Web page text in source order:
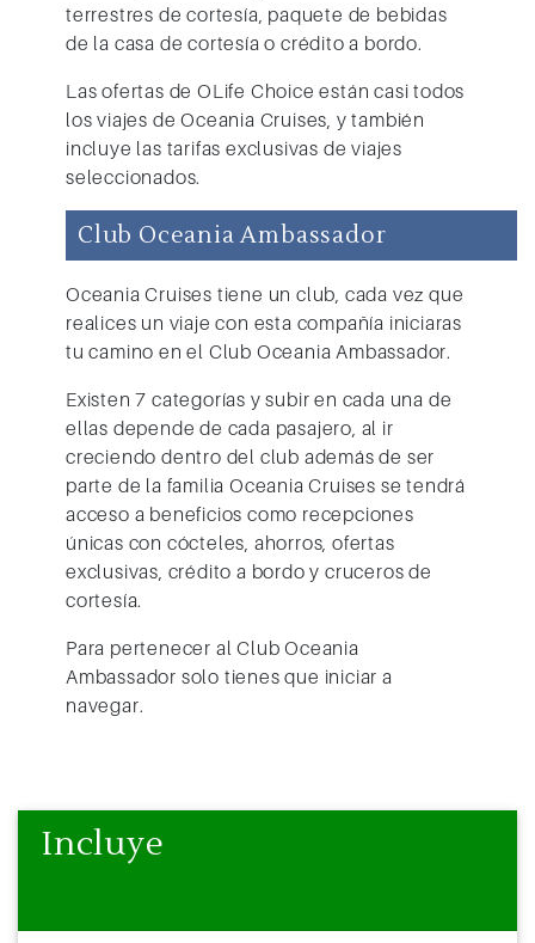
terrestres de cortesía, paquete de bebidas
de la casa de cortesía o crédito a bordo.
Las ofertas de OLife Choice están casi todos
los viajes de Oceania Cruises, y también
incluye las tarifas exclusivas de viajes
seleccionados.
Club Oceania Ambassador
Oceania Cruises tiene un club, cada vez que
realices un viaje con esta compañía iniciaras
tu camino en el Club Oceania Ambassador.
Existen 7 categorías y subir en cada una de
ellas depende de cada pasajero, al ir
creciendo dentro del club además de ser
parte de la familia Oceania Cruises se tendrá
acceso a beneficios como recepciones
únicas con cócteles, ahorros, ofertas
exclusivas, crédito a bordo y cruceros de
cortesía.
Para pertenecer al Club Oceania
Ambassador solo tienes que iniciar a
navegar.
Incluye